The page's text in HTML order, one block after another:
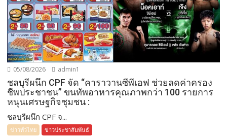
05/08/2026 admin1
ชลบุรีผนึก CPF จัด “คาราวานซีพีเอฟ ช่วยลดค่าครอง
ชีพประชาชน” ขนทัพอาหารคุณภาพกว่า 100 รายการ
หนุนเศรษฐกิจชุมชน :
ชลบุรีผนึก CPF จ...
ข่าวทั่วไทย ข่าวประชาสัมพันธ์